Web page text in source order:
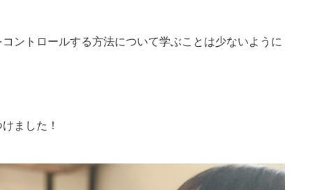
ントロールする方法について学ぶことは少ないように
ました！